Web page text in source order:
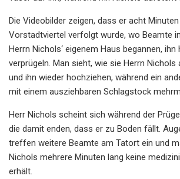
Die Videobilder zeigen, dass er acht
Vorstadtviertel verfolgt wurde, wo Beamte
Herrn Nichols‘ eigenem Haus begannen, ihn
verprügeln. Man sieht, wie sie Herrn Nichols
und ihn wieder hochziehen, während ein
mit einem ausziehbaren Schlagstock
Herr Nichols scheint sich während der
die damit enden, dass er zu Boden fällt.
treffen weitere Beamte am Tatort ein und
Nichols mehrere Minuten lang keine
erhält.